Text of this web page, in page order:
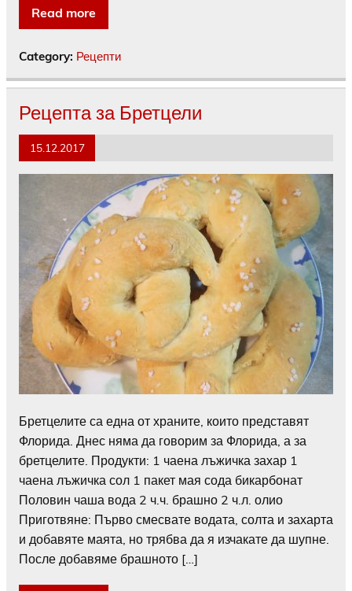
Read more
Category: Рецепти
Рецепта за Бретцели
15.12.2017
Бретцелите са една от храните, които представят
Флорида. Днес няма да говорим за Флорида, а за
бретцелите. Продукти: 1 чаена лъжичка захар 1
чаена лъжичка сол 1 пакет мая сода бикарбонат
Половин чаша вода 2 ч.ч. брашно 2 ч.л. олио
Приготвяне: Първо смесвате водата, солта и захарта
и добавяте маята, но трябва да я изчакате да шупне.
После добавяме брашното […]